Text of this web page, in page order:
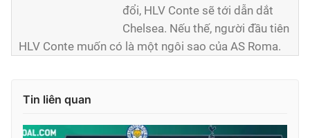
đổi, HLV Conte sẽ tới dẫn dắt
Chelsea. Nếu thế, người đầu tiên
HLV Conte muốn có là một ngôi sao của AS Roma.
Tin liên quan